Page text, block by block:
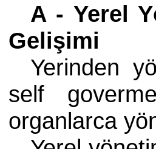
A - Yerel
Gelişimi
Yerinden
self
organlarca